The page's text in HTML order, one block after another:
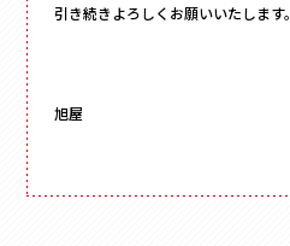
引き続きよろしくお願いいたします。
旭屋